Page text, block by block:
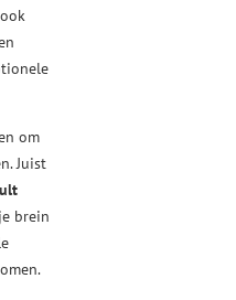
om
Juist
brein